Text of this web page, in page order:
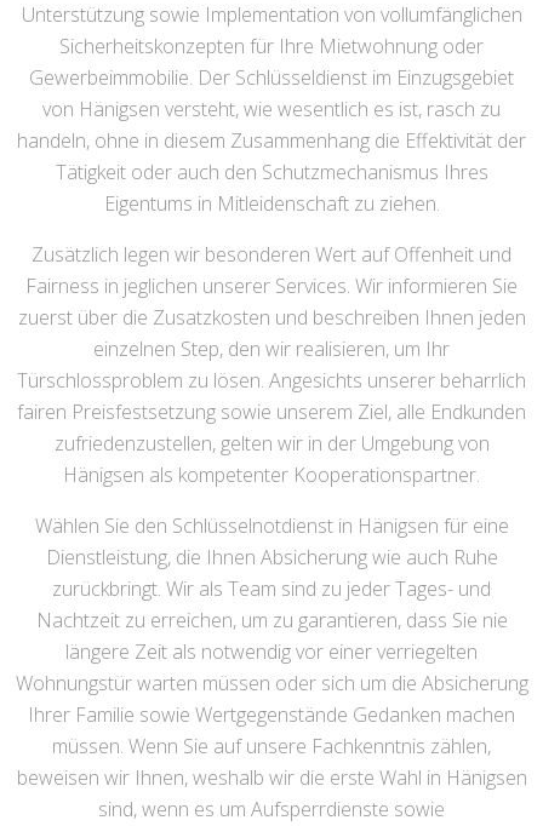
Unterstützung sowie Implementation von vollumfänglichen
Sicherheitskonzepten für Ihre Mietwohnung oder
Gewerbeimmobilie. Der Schlüsseldienst im Einzugsgebiet
von Hänigsen versteht, wie wesentlich es ist, rasch zu
handeln, ohne in diesem Zusammenhang die Effektivität der
Tätigkeit oder auch den Schutzmechanismus Ihres
Eigentums in Mitleidenschaft zu ziehen.
Zusätzlich legen wir besonderen Wert auf Offenheit und
Fairness in jeglichen unserer Services. Wir informieren Sie
zuerst über die Zusatzkosten und beschreiben Ihnen jeden
einzelnen Step, den wir realisieren, um Ihr
Türschlossproblem zu lösen. Angesichts unserer beharrlich
fairen Preisfestsetzung sowie unserem Ziel, alle Endkunden
zufriedenzustellen, gelten wir in der Umgebung von
Hänigsen als kompetenter Kooperationspartner.
Wählen Sie den Schlüsselnotdienst in Hänigsen für eine
Dienstleistung, die Ihnen Absicherung wie auch Ruhe
zurückbringt. Wir als Team sind zu jeder Tages- und
Nachtzeit zu erreichen, um zu garantieren, dass Sie nie
längere Zeit als notwendig vor einer verriegelten
Wohnungstür warten müssen oder sich um die Absicherung
Ihrer Familie sowie Wertgegenstände Gedanken machen
müssen. Wenn Sie auf unsere Fachkenntnis zählen,
beweisen wir Ihnen, weshalb wir die erste Wahl in Hänigsen
sind, wenn es um Aufsperrdienste sowie